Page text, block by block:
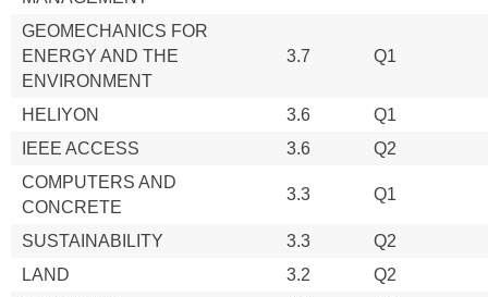
GEOMECHANICS FOR
ENERGY AND THE
ENVIRONMENT
3.7 Q1
HELIYON 3.6
Q1
IEEE ACCESS
3.6
Q2
COMPUTERS AND
CONCRETE
3.3 Q1
SUSTAINABILITY 3.3
Q2
LAND
3.2
Q2